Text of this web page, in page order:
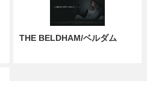
THE BELDHAM/ベルダム